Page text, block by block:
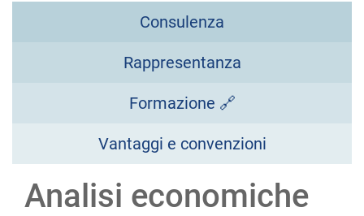
Consulenza
Rappresentanza
Formazione 🔗
Vantaggi e convenzioni
Analisi economiche